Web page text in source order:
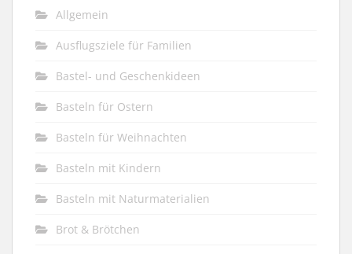
Allgemein
Ausflugsziele für Familien
Bastel- und Geschenkideen
Basteln für Ostern
Basteln für Weihnachten
Basteln mit Kindern
Basteln mit Naturmaterialien
Brot & Brötchen